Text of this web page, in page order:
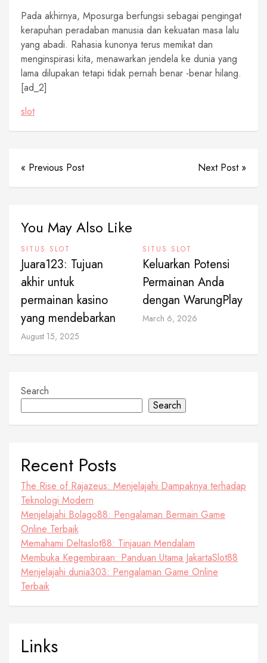
Pada akhirnya, Mposurga berfungsi sebagai pengingat
kerapuhan peradaban manusia dan kekuatan masa lalu
yang abadi. Rahasia kunonya terus memikat dan
menginspirasi kita, menawarkan jendela ke dunia yang
lama dilupakan tetapi tidak pernah benar -benar hilang.
[ad_2]
slot
« Previous Post Next Post »
You May Also Like
SITUS SLOT
Juara123: Tujuan
akhir untuk
permainan kasino
yang mendebarkan
August 15, 2025
SITUS SLOT
Keluarkan Potensi
Permainan Anda
dengan WarungPlay
March 6, 2026
Search
Search
Recent Posts
The Rise of Rajazeus: Menjelajahi Dampaknya terhadap
Teknologi Modern
Menjelajahi Bolago88: Pengalaman Bermain Game
Online Terbaik
Memahami Deltaslot88: Tinjauan Mendalam
Membuka Kegembiraan: Panduan Utama JakartaSlot88
Menjelajahi dunia303: Pengalaman Game Online
Terbaik
Links